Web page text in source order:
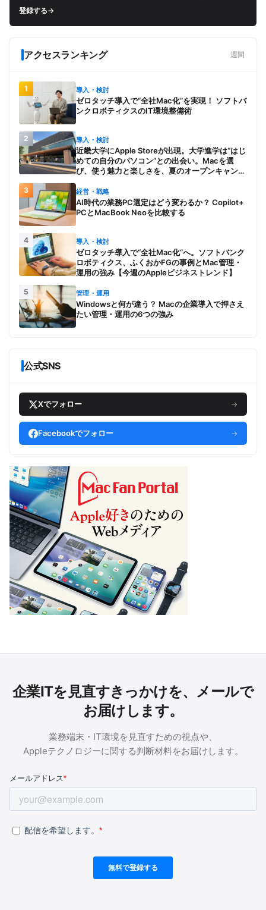
登録する→
アクセスランキング 週間
1 導入・検討
ゼロタッチ導入で“全社Mac化”を実現！ ソフトバ
ンクロボティクスのIT環境整備術
2 導入・検討
近畿大学にApple Storeが出現。大学進学は“はじ
めての自分のパソコン”との出会い。Macを選
び、使う魅力と楽しさを、夏のオープンキャンパ
3 経営・戦略
AI時代の業務PC選定はどう変わるか？ Copilot+
PCとMacBook Neoを比較する
4 導入・検討
ゼロタッチ導入で“全社Mac化”へ。ソフトバンク
ロボティクス、ふくおかFGの事例とMac管理・
運用の強み【今週のAppleビジネストレンド】
5 管理・運用
Windowsと何が違う？ Macの企業導入で押さえ
たい管理・運用の6つの強み
公式SNS
Xでフォロー →
Facebookでフォロー →
企業ITを見直すきっかけを、メールで
お届けします。
業務端末・IT環境を見直すための視点や、
Appleテクノロジーに関する判断材料をお届けします。